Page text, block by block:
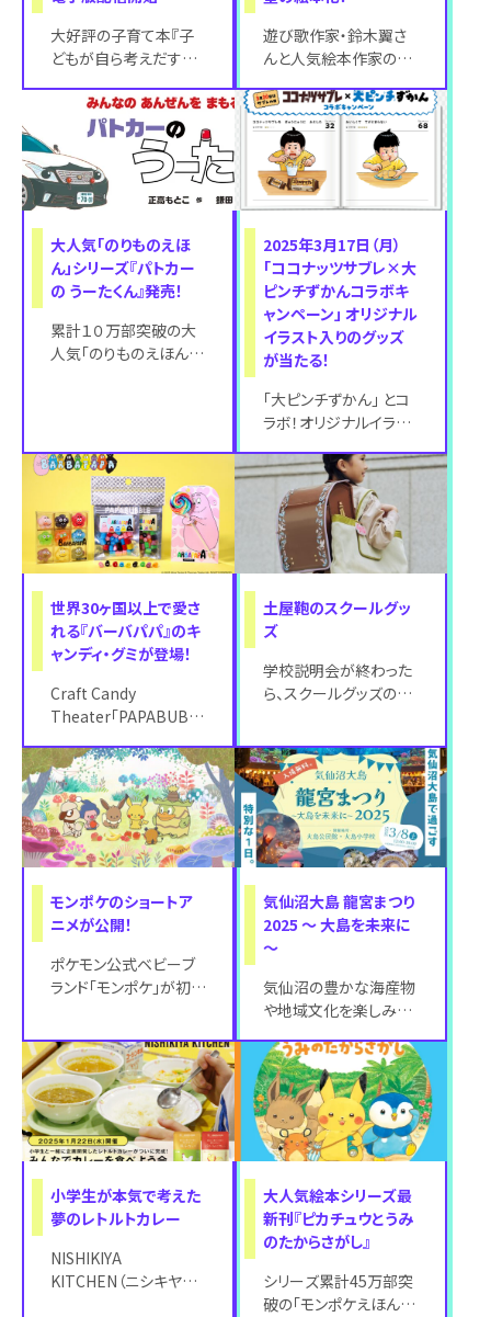
大好評の子育て本『子
どもが自ら考えだす
哲也、井本陽久、おおた
としまさ著）の電
遊び歌作家・鈴木翼さ
んと人気絵本作家のカ
『だいじょうぶ？ ズコッ』
を2025年3
大人気「のりものえほ
ん」シリーズ『パトカー
の うーたくん』発売！
累計１０万部突破の大
人気「のりものえほん」
2025年3月17日（月）
「ココナッツサブレ×大
ピンチずかんコラボキ
ャンペーン」 オリジナル
イラスト入りのグッズ
が当たる！
「大ピンチずかん」 とコ
ラボ！オリジナルイラス
る！「ココナッツサブレ×
大ピンチず
世界30ヶ国以上で愛さ
れる『バーバパパ』のキ
ャンディ・グミが登場！
Craft Candy
Theater「PAPABUBBLE/
超えて愛される『
土屋鞄のスクールグッ
ズ
学校説明会が終わった
ら、スクールグッズのご
や背負い心地
モンポケのショートア
ニメが公開！
ポケモン公式ベビーブ
ランド「モンポケ」が初め
日（水）
気仙沼大島 龍宮まつり
2025 〜 大島を未来に
〜
気仙沼の豊かな海産物
や地域文化を楽しみな
創ることを目的として、
2025年3月8
小学生が本気で考えた
夢のレトルトカレー
NISHIKIYA
KITCHEN（ニシキヤキ
大人気絵本シリーズ最
新刊『ピカチュウとうみ
のたからさがし』
シリーズ累計45万部突
破の「モンポケえほんシ